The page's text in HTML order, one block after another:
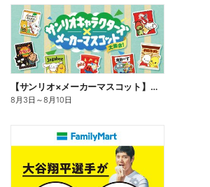
【サンリオ×メーカーマスコット】オリジナルグッズ貰える!
8月3日 ～8月10日